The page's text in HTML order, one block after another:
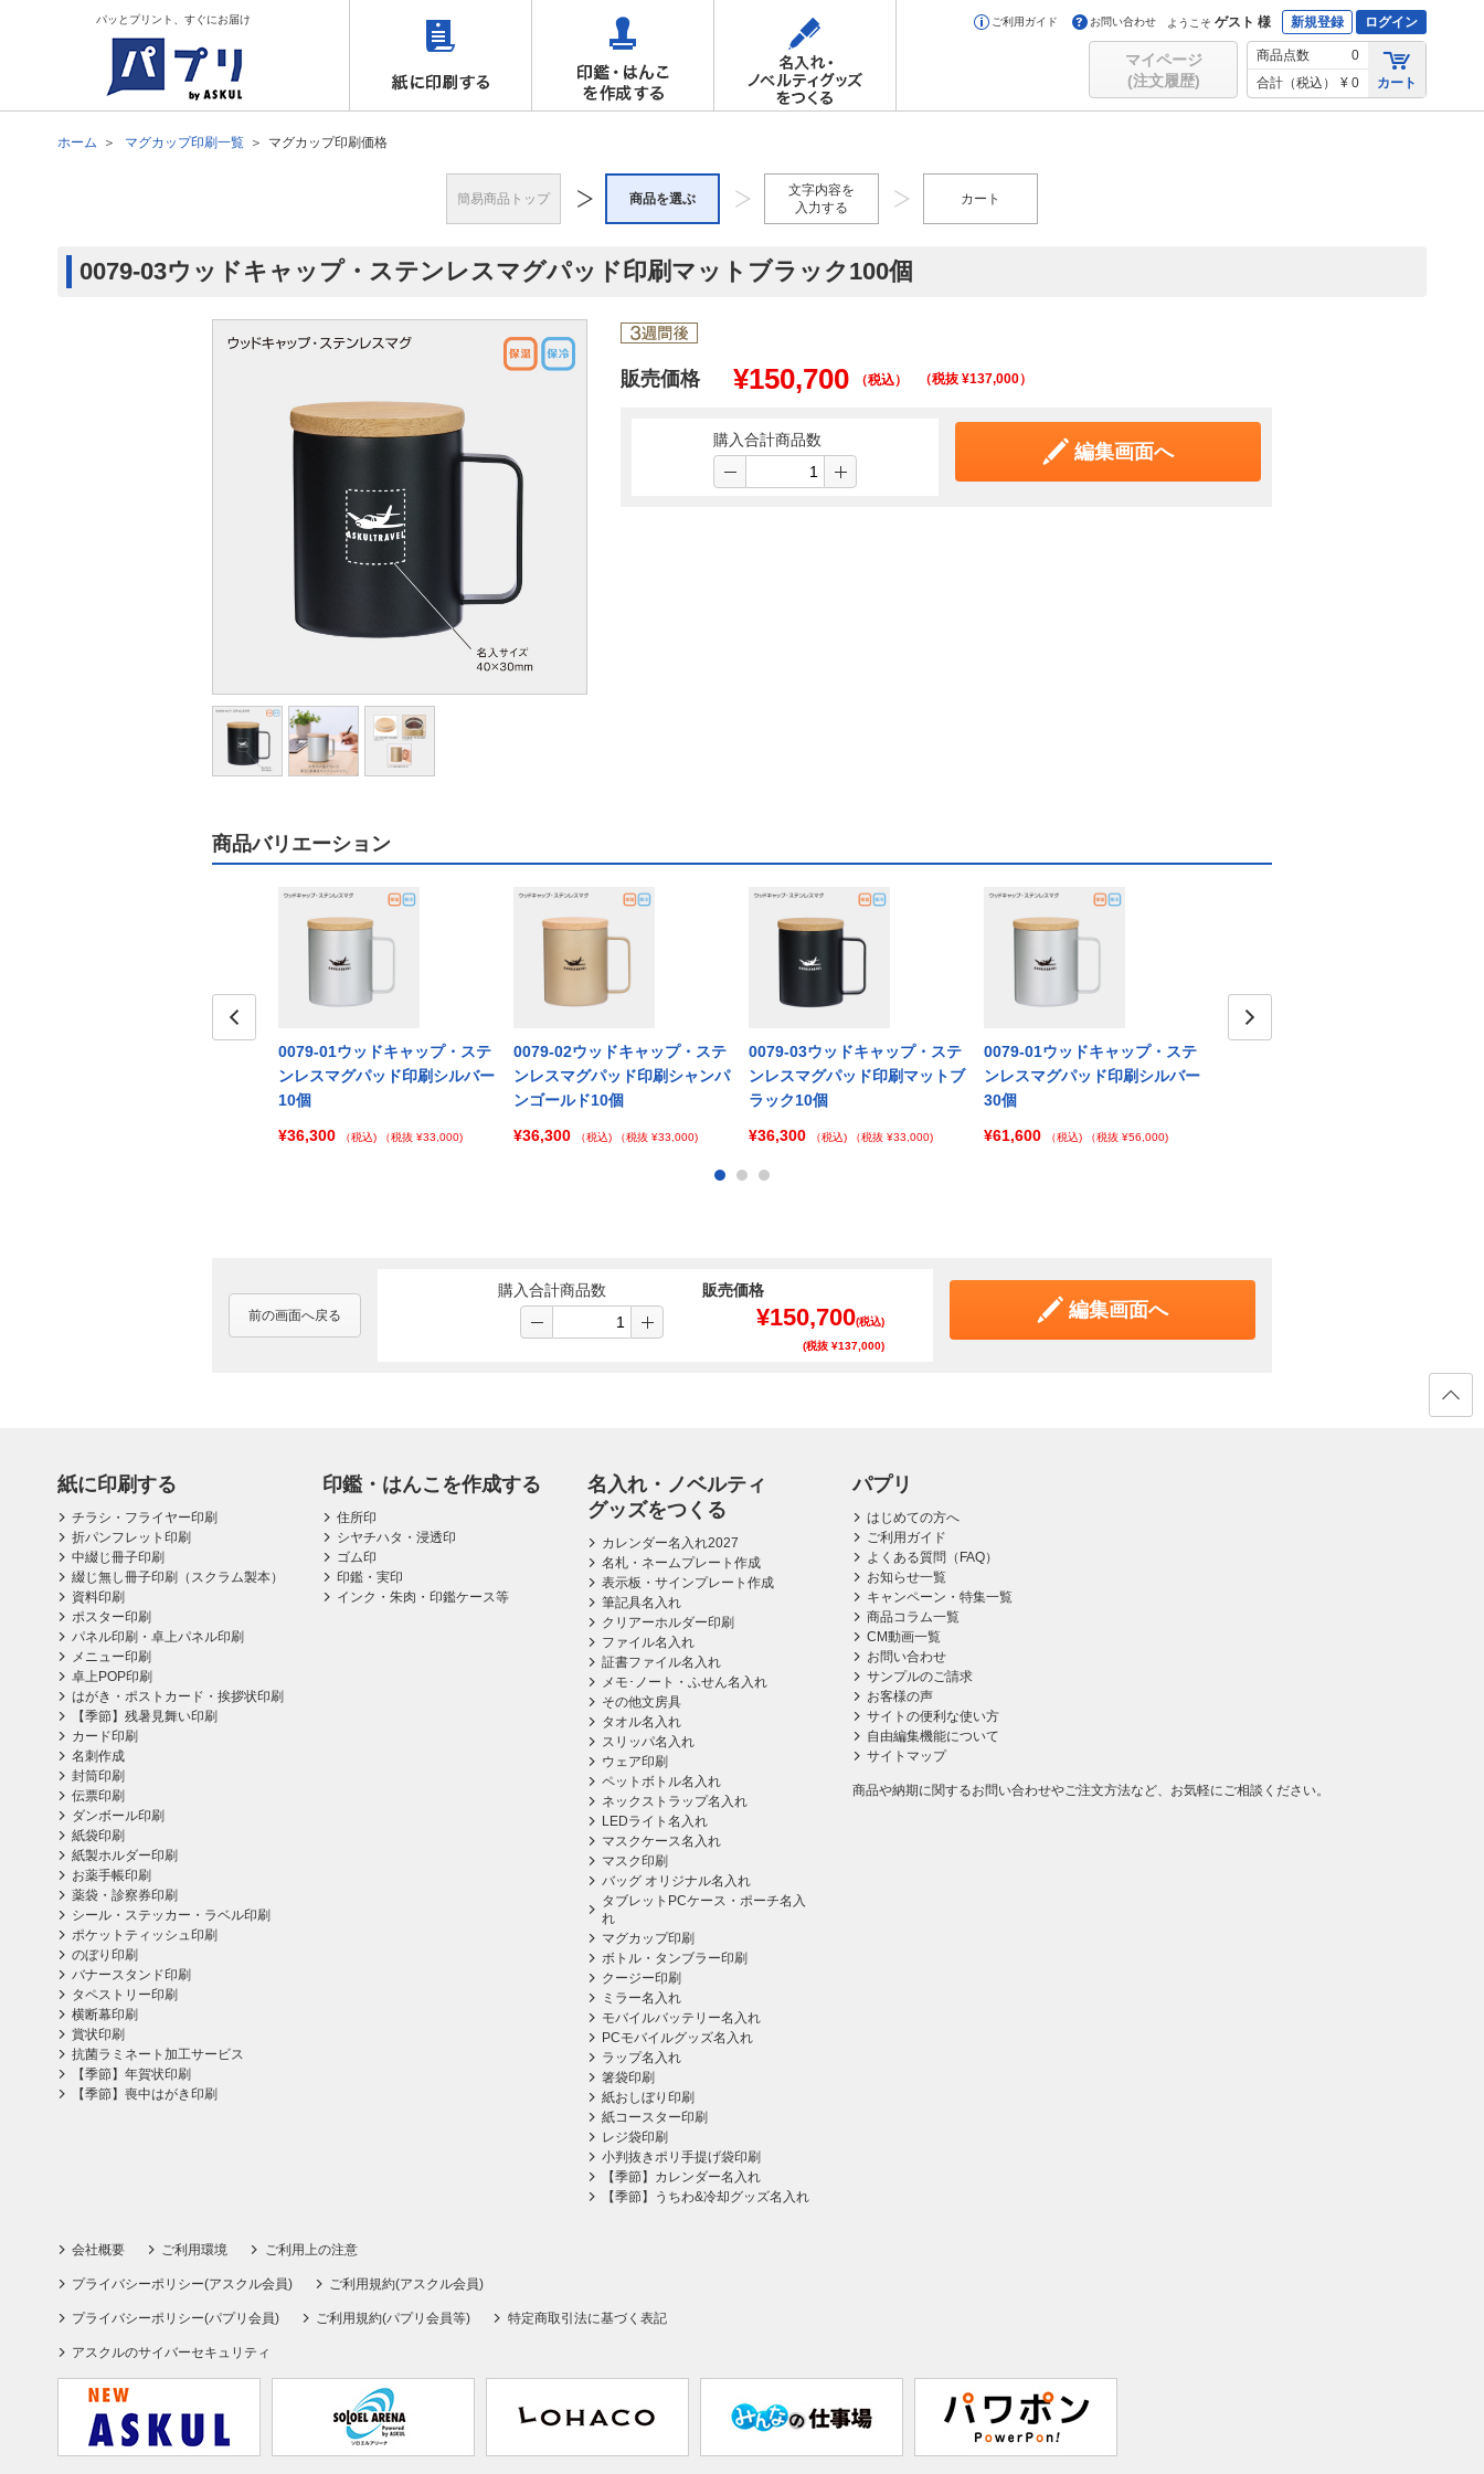
パッとプリント、すぐにお届け ご利用ガイド お問い合わせ ようこそ ゲスト 様 新規登録 ログイン
マイページ
(注文履歴)
商品点数
0
合計（税込）
¥ 0 カート
ホーム マグカップ印刷一覧 マグカップ印刷価格
簡易商品トップ 商品を選ぶ
文字内容を
入力する
カート
0079-03ウッドキャップ・ステンレスマグパッド印刷マットブラック100個
販売価格 ¥150,700 （税込） （税抜 ¥137,000）
購入合計商品数
編集画面へ
商品バリエーション
0079-01ウッドキャップ・ステ
ンレスマグパッド印刷シルバー
10個
¥36,300
（税込) （税抜 ¥33,000)
0079-02ウッドキャップ・ステ
ンレスマグパッド印刷シャンパ
ンゴールド10個
¥36,300
（税込) （税抜 ¥33,000)
0079-03ウッドキャップ・ステ
ンレスマグパッド印刷マットブ
ラック10個
¥36,300
（税込) （税抜 ¥33,000)
0079-01ウッドキャップ・ステ
ンレスマグパッド印刷シルバー
30個
¥61,600
（税込) （税抜 ¥56,000)
前の画面へ戻る
購入合計商品数 販売価格
¥150,700(税込)
(税抜 ¥137,000)
編集画面へ
紙に印刷する
チラシ・フライヤー印刷
折パンフレット印刷
中綴じ冊子印刷
綴じ無し冊子印刷（スクラム製本）
資料印刷
ポスター印刷
パネル印刷・卓上パネル印刷
メニュー印刷
卓上POP印刷
はがき・ポストカード・挨拶状印刷
【季節】残暑見舞い印刷
カード印刷
名刺作成
封筒印刷
伝票印刷
ダンボール印刷
紙袋印刷
紙製ホルダー印刷
お薬手帳印刷
薬袋・診察券印刷
シール・ステッカー・ラベル印刷
ポケットティッシュ印刷
のぼり印刷
バナースタンド印刷
タペストリー印刷
横断幕印刷
賞状印刷
抗菌ラミネート加工サービス
【季節】年賀状印刷
【季節】喪中はがき印刷
印鑑・はんこを作成する
住所印
シヤチハタ・浸透印
ゴム印
印鑑・実印
インク・朱肉・印鑑ケース等
名入れ・ノベルティ
グッズをつくる
カレンダー名入れ2027
名札・ネームプレート作成
表示板・サインプレート作成
筆記具名入れ
クリアーホルダー印刷
ファイル名入れ
証書ファイル名入れ
メモ･ノート・ふせん名入れ
その他文房具
タオル名入れ
スリッパ名入れ
ウェア印刷
ペットボトル名入れ
ネックストラップ名入れ
LEDライト名入れ
マスクケース名入れ
マスク印刷
バッグ オリジナル名入れ
タブレットPCケース・ポーチ名入
れ
マグカップ印刷
ボトル・タンブラー印刷
クージー印刷
ミラー名入れ
モバイルバッテリー名入れ
PCモバイルグッズ名入れ
ラップ名入れ
箸袋印刷
紙おしぼり印刷
紙コースター印刷
レジ袋印刷
小判抜きポリ手提げ袋印刷
【季節】カレンダー名入れ
【季節】うちわ&冷却グッズ名入れ
パプリ
はじめての方へ
ご利用ガイド
よくある質問（FAQ）
お知らせ一覧
キャンペーン・特集一覧
商品コラム一覧
CM動画一覧
お問い合わせ
サンプルのご請求
お客様の声
サイトの便利な使い方
自由編集機能について
サイトマップ
商品や納期に関するお問い合わせやご注文方法など、お気軽にご相談ください。
会社概要 ご利用環境 ご利用上の注意
プライバシーポリシー(アスクル会員) ご利用規約(アスクル会員)
プライバシーポリシー(パプリ会員) ご利用規約(パプリ会員等) 特定商取引法に基づく表記
アスクルのサイバーセキュリティ